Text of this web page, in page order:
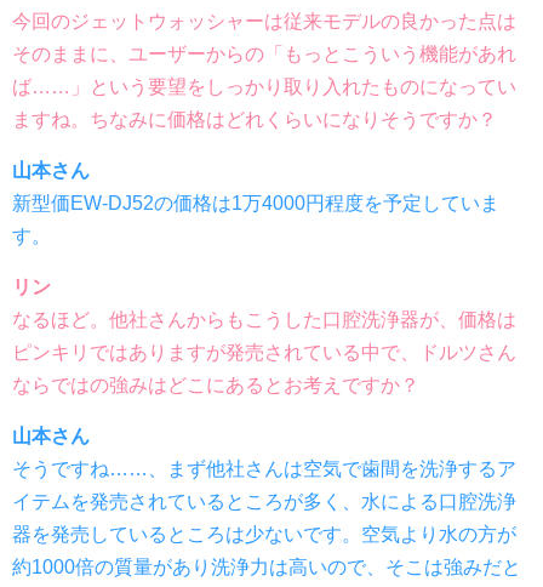
今回のジェットウォッシャーは従来モデルの良かった点は
そのままに、ユーザーからの「もっとこういう機能があれ
ば……」という要望をしっかり取り入れたものになってい
ますね。ちなみに価格はどれくらいになりそうですか？
山本さん
新型価EW-DJ52の価格は1万4000円程度を予定していま
す。
リン
なるほど。他社さんからもこうした口腔洗浄器が、価格は
ピンキリではありますが発売されている中で、ドルツさん
ならではの強みはどこにあるとお考えですか？
山本さん
そうですね……、まず他社さんは空気で歯間を洗浄するア
イテムを発売されているところが多く、水による口腔洗浄
器を発売しているところは少ないです。空気より水の方が
約1000倍の質量があり洗浄力は高いので、そこは強みだと